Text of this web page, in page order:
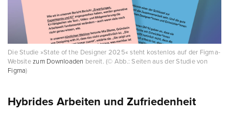
Die Studie »State of the Designer 2025« steht kostenlos auf der Figma-
Websitezum Downloaden bereit. (© Abb.: Seiten aus der Studie von
Figma)
Hybrides Arbeiten und Zufriedenheit